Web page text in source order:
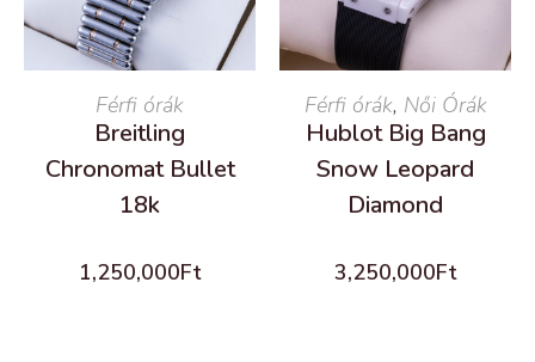
READ MORE
Férfi órák
Breitling
Chronomat Bullet
18k
1,250,000Ft
READ MORE
Férfi órák, Női Órák
Hublot Big Bang
Snow Leopard
Diamond
3,250,000Ft